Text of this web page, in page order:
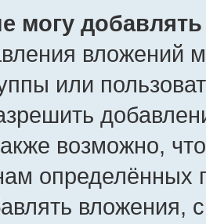
могу
вложений
или
возможно,
определённых
вложения,